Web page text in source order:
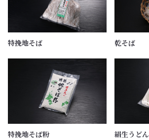
特挽地そば 乾そば
特挽地そば粉 絹生うどん